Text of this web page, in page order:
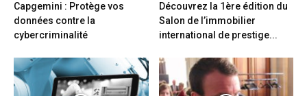
Capgemini : Protège vos
données contre la
cybercriminalité
Découvrez la 1ère édition du
Salon de l’immobilier
international de prestige...